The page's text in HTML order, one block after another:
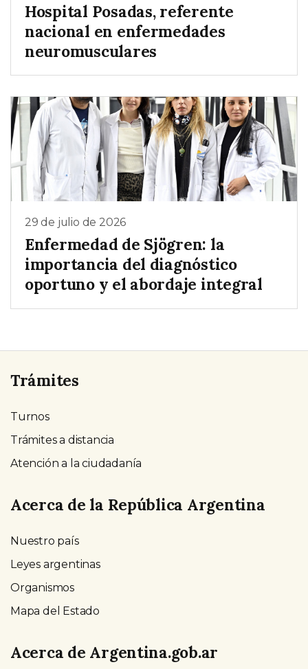
Hospital Posadas, referente
nacional en enfermedades
neuromusculares
29 de julio de 2026
Enfermedad de Sjögren: la
importancia del diagnóstico
oportuno y el abordaje integral
Trámites
Turnos
Trámites a distancia
Atención a la ciudadanía
Acerca de la República Argentina
Nuestro país
Leyes argentinas
Organismos
Mapa del Estado
Acerca de Argentina.gob.ar